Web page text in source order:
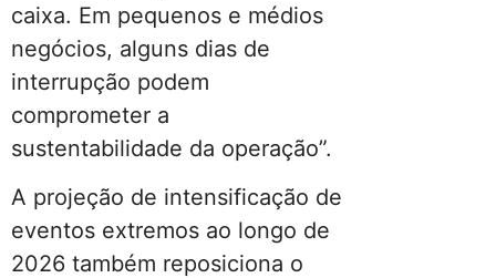
caixa. Em pequenos e médios
negócios, alguns dias de
interrupção podem
comprometer a
sustentabilidade da operação”.
A projeção de intensificação de
eventos extremos ao longo de
2026 também reposiciona o